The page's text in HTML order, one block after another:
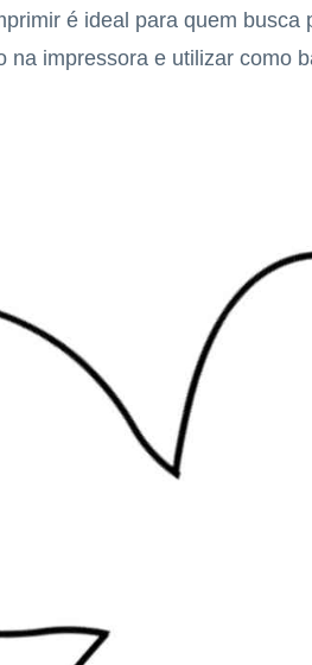
é ideal para quem
na impressora e utilizar como